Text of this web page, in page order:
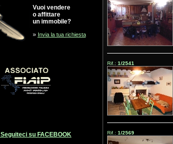
Vuoi vendere
o affittare
un immobile?
» Invia la tua richiesta
Seguiteci su FACEBOOK
Rif.: 1/2541
Rif.: 1/2569